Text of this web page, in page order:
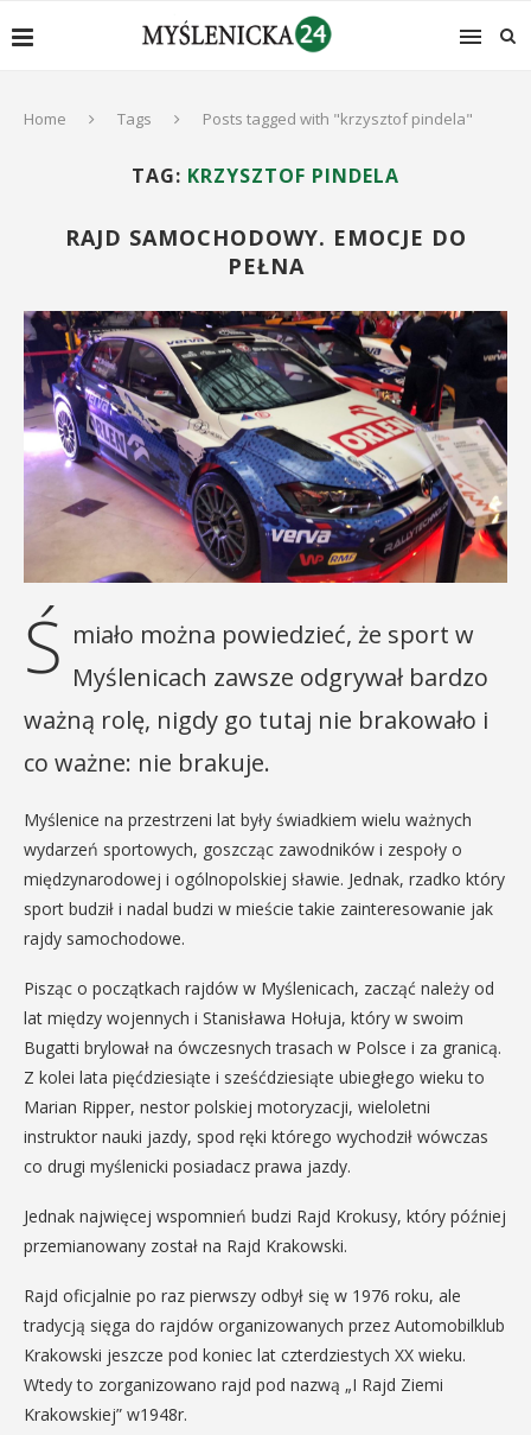
Home Tags Posts tagged with "krzysztof pindela"
TAG: KRZYSZTOF PINDELA
RAJD SAMOCHODOWY. EMOCJE DO
PEŁNA
Ś miało można powiedzieć, że sport w
Myślenicach zawsze odgrywał bardzo
ważną rolę, nigdy go tutaj nie brakowało i
co ważne: nie brakuje.
Myślenice na przestrzeni lat były świadkiem wielu ważnych
wydarzeń sportowych, goszcząc zawodników i zespoły o
międzynarodowej i ogólnopolskiej sławie. Jednak, rzadko który
sport budził i nadal budzi w mieście takie zainteresowanie jak
rajdy samochodowe.
Pisząc o początkach rajdów w Myślenicach, zacząć należy od
lat między wojennych i Stanisława Hołuja, który w swoim
Bugatti brylował na ówczesnych trasach w Polsce i za granicą.
Z kolei lata pięćdziesiąte i sześćdziesiąte ubiegłego wieku to
Marian Ripper, nestor polskiej motoryzacji, wieloletni
instruktor nauki jazdy, spod ręki którego wychodził wówczas
co drugi myślenicki posiadacz prawa jazdy.
Jednak najwięcej wspomnień budzi Rajd Krokusy, który później
przemianowany został na Rajd Krakowski.
Rajd oficjalnie po raz pierwszy odbył się w 1976 roku, ale
tradycją sięga do rajdów organizowanych przez Automobilklub
Krakowski jeszcze pod koniec lat czterdziestych XX wieku.
Wtedy to zorganizowano rajd pod nazwą „I Rajd Ziemi
Krakowskiej” w1948r.